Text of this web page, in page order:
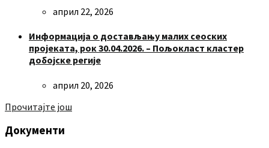
април 22, 2026
Информација о достављању малих сеоских
пројеката, рок 30.04.2026. – Пољокласт кластер
добојске регије
април 20, 2026
Прочитајте још
Документи